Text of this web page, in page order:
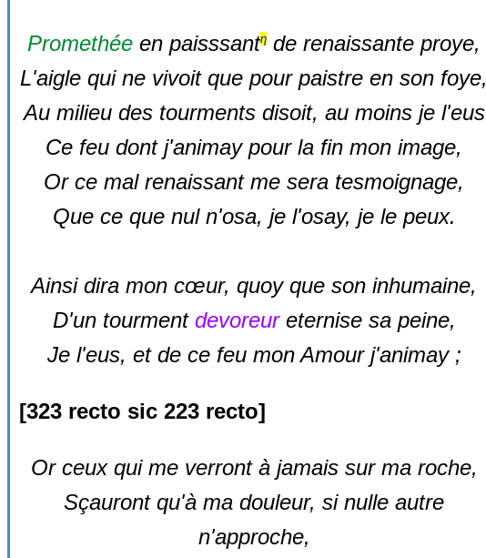
Promethée en paisssantη de renaissante proye,
L'aigle qui ne vivoit que pour paistre en son foye,
Au milieu des tourments disoit, au moins je l'eus
Ce feu dont j'animay pour la fin mon image,
Or ce mal renaissant me sera tesmoignage,
Que ce que nul n'osa, je l'osay, je le peux.
Ainsi dira mon cœur, quoy que son inhumaine,
D'un tourment devoreureternise sa peine,
Je l'eus, et de ce feu mon Amour j'animay ;
[323 recto sic 223 recto]
Or ceux qui me verront à jamais sur ma roche,
Sçauront qu'à ma douleur, si nulle autre
n'approche,